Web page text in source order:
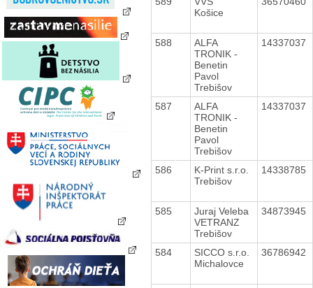
Košice
588
ALFA
TRONIK -
Benetin
Pavol
Trebišov
14337037
587
ALFA
TRONIK -
Benetin
Pavol
Trebišov
14337037
586
K-Print s.r.o.
Trebišov
14338785
585
Juraj Veleba
VETRANZ
Trebišov
34873945
584
SICCO s.r.o.
Michalovce
36786942